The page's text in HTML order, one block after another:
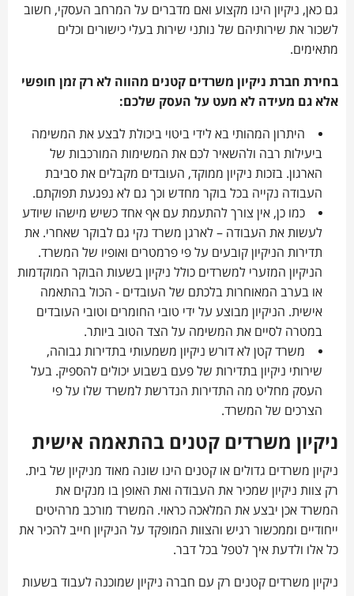
גם כאן, ניקיון הינו מקצוע ואם מדברים על המרחב העסקי, חשוב
לשכור את שירותיהם של נותני שירות בעלי כישורים וכלים
מתאימים.
בחירת חברת ניקיון משרדים קטנים מהווה לא רק זמן חופשי
אלא גם מעידה לא מעט על העסק שלכם:
היתרון המהותי בא לידי ביטוי ביכולת לבצע את המשימה
ביעילות רבה ולהשאיר לכם את המשימות המורכבות של
הארגון. בזכות ניקיון ממוקד, העובדים מקבלים את סביבת
העבודה נקייה בכל בוקר מחדש וכך גם לא נפגעת תפוקתם.
כמו כן, אין צורך להתעמת עם אף אחד כשיש מישהו שיודע
לעשות את העבודה – לארגן משרד נקי גם לבוקר שאחרי. את
תדירות הניקיון קובעים על פי פרמטרים ואופיו של המשרד.
הניקיון המזערי למשרדים כולל ניקיון בשעות הבוקר המוקדמות
או בערב המאוחרות בלכתם של העובדים - הכול בהתאמה
אישית. הניקיון מבוצע על ידי טובי החומרים וטובי העובדים
במטרה לסיים את המשימה על הצד הטוב ביותר.
משרד קטן לא דורש ניקיון משמעותי בתדירות גבוהה,
שירותי ניקיון בתדירות של פעם בשבוע יכולים להספיק. בעל
העסק מחליט מה התדירות הנדרשת למשרד שלו על פי
הצרכים של המשרד.
ניקיון משרדים קטנים בהתאמה אישית
ניקיון משרדים גדולים או קטנים הינו שונה מאוד מניקיון של בית.
רק צוות ניקיון שמכיר את העבודה ואת האופן בו מנקים את
המשרד אכן יבצע את המלאכה כראוי. המשרד מורכב מרהיטים
ייחודיים וממכשור רגיש והצוות המופקד על הניקיון חייב להכיר את
כל אלו ולדעת איך לטפל בכל דבר.
ניקיון משרדים קטנים רק עם חברה ניקיון שמוכנה לעבוד בשעות